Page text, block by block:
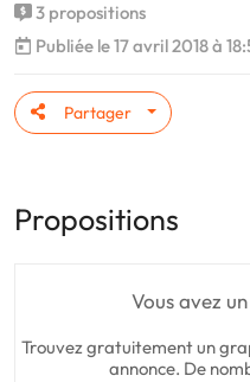
3 propositions
Publiée le 17 avril 2018 à
Partager
Propositions
Vous avez
Trouvez gratuitement un
annonce. De